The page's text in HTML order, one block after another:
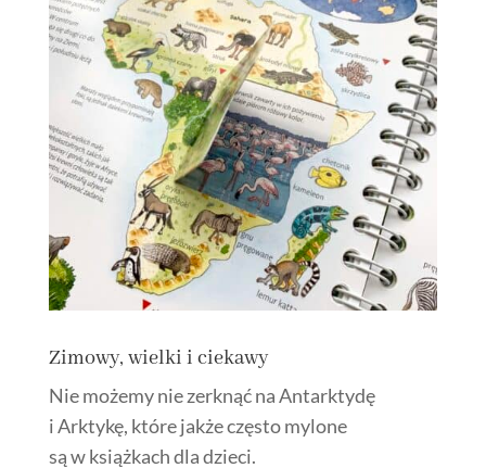
Zimowy, wielki i ciekawy
Nie możemy nie zerknąć na Antarktydę
i Arktykę, które jakże często mylone
są w książkach dla dzieci.